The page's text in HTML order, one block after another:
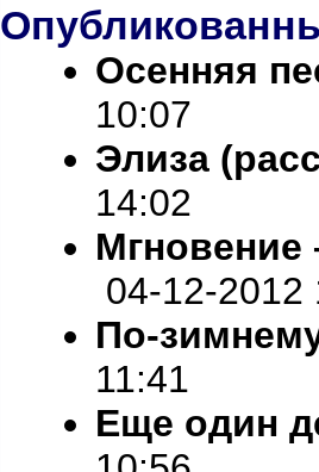
Осенняя
10:07
Элиза
14:02
Мгновение
04-12-2012
По-
11:41
Еще один